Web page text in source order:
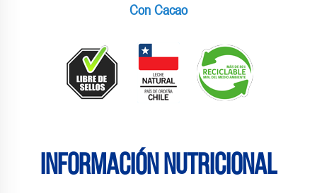
Con Cacao
Información nutricional